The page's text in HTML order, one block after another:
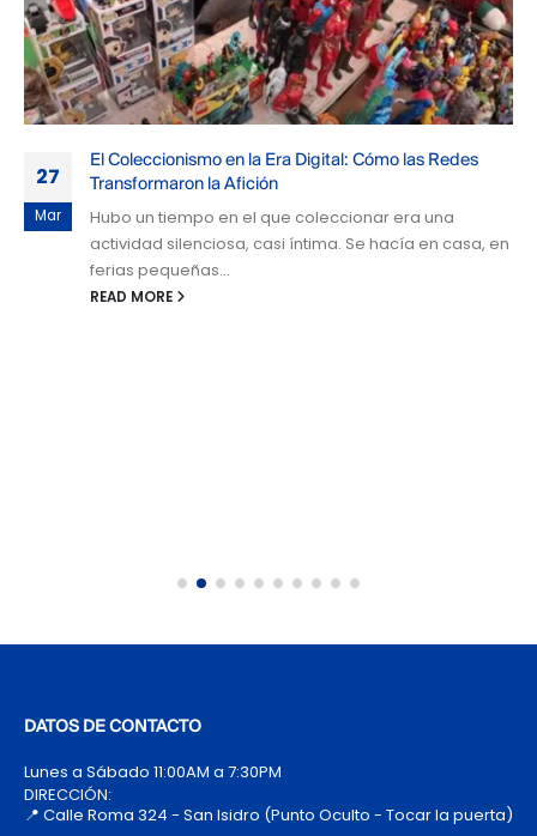
27
Mar
El Coleccionismo en la Era Digital: Cómo las Redes
Transformaron la Afición
Hubo un tiempo en el que coleccionar era una
actividad silenciosa, casi íntima. Se hacía en casa, en
ferias pequeñas...
READ MORE
DATOS DE CONTACTO
Lunes a Sábado 11:00AM a 7:30PM
DIRECCIÓN:
📍 Calle Roma 324 - San Isidro (Punto Oculto - Tocar la puerta)